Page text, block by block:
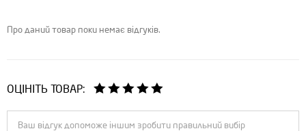
Про даний товар поки немає відгуків.
ОЦІНІТЬ ТОВАР: